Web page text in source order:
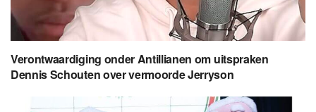
Verontwaardiging onder Antillianen om uitspraken
Dennis Schouten over vermoorde Jerryson